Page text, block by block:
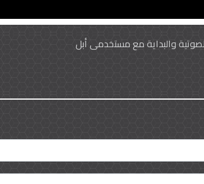
والبداية مع مستخدمي أبل
صوتياً، حيث أضافت مؤخراً شركة "تويتر" ميزة
تسجيل جديد يجمع سلسلة من التغريدات معاًمن
أثناء القيام بمهام أخرى على هاتفه ، الشركة
.